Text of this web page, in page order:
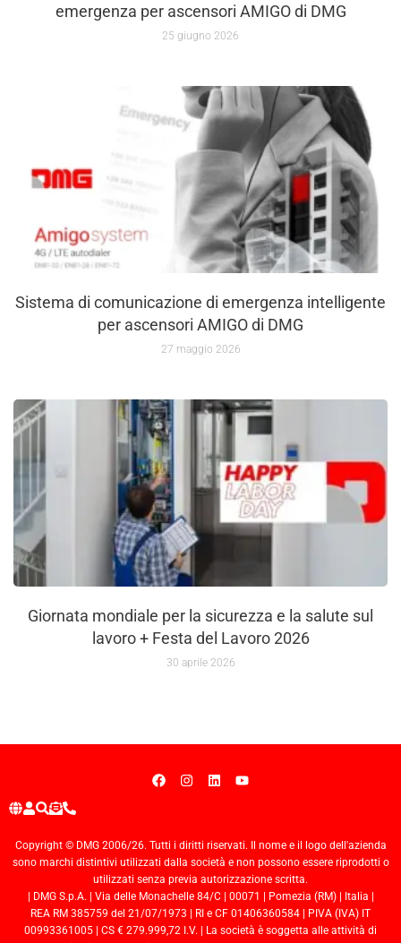
emergenza per ascensori AMIGO di DMG
25 giugno 2026
Sistema di comunicazione di emergenza intelligente
per ascensori AMIGO di DMG
27 maggio 2026
Giornata mondiale per la sicurezza e la salute sul
lavoro + Festa del Lavoro 2026
30 aprile 2026
Copyright © DMG 2006/26. Tutti i diritti riservati. Il nome e il logo dell'azienda
sono marchi distintivi utilizzati dalla società e non possono essere riprodotti o
utilizzati senza previa autorizzazione scritta.
| DMG S.p.A. | Via delle Monachelle 84/C | 00071 | Pomezia (RM) | Italia |
REA RM 385759 del 21/07/1973 | RI e CF 01406360584 | PIVA (IVA) IT
00993361005 | CS € 279.999,72 I.V. | La società è soggetta alle attività di